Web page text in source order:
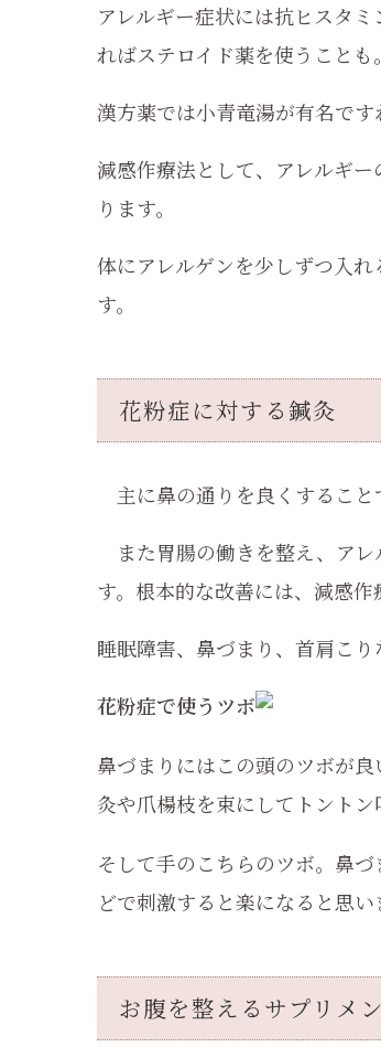
アレルギー症状には抗ヒスタ
ればステロイド薬を使うことも。
漢方薬では小青竜湯が有名です
減感作療法として、アレルギ
ります。
体にアレルゲンを少しずつ入
す。
花粉症に対する鍼灸
主に鼻の通りを良くすること
また胃腸の働きを整え、ア
す。根本的な改善には、減感作
睡眠障害、鼻づまり、首肩こ
花粉症で使うツボ
鼻づまりにはこの頭のツボが
灸や爪楊枝を束にしてトントン
そして手のこちらのツボ。鼻
どで刺激すると楽になると思い
お腹を整えるサプリメ